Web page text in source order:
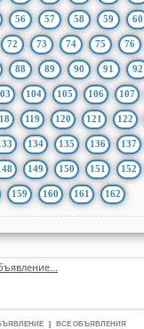
56 57 58 59 60
72 73 74 75 76
88 89 90 91 92
104 105 106 107
119 120 121 122
134 135 136 137
149 150 151 152
159 160 161 162
ВСЕ ОБЪЯВЛЕНИЯ